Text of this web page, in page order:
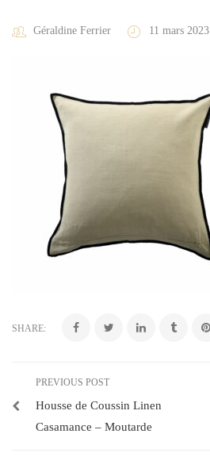
Géraldine Ferrier 11 mars 2023
SHARE:
PREVIOUS POST
Housse de Coussin Linen
Casamance – Moutarde